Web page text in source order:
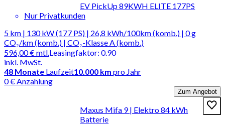
EV PickUp 89KWH ELITE 177PS
Nur Privatkunden
5 km | 130 kW (177 PS) | 26,8 kWh/100km (komb.) | 0 g
CO₂/km (komb.) | CO₂-Klasse A (komb.)
596,00 €mtl.
inkl. MwSt.
Leasingfaktor: 0.90
48 Monate Laufzeit10.000 km pro Jahr
0 € Anzahlung
Zum Angebot
Maxus Mifa 9 | Elektro 84 kWh
Batterie